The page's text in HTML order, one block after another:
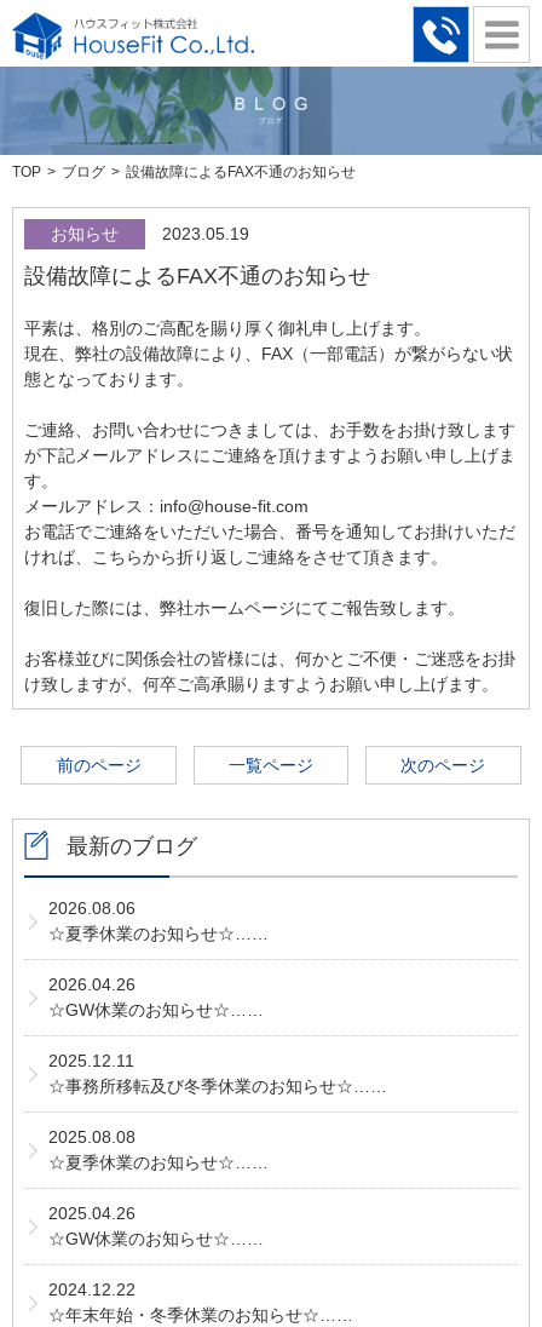
TOP ブログ 設備故障によるFAX不通のお知らせ
お知らせ 2023.05.19
設備故障によるFAX不通のお知らせ
平素は、格別のご高配を賜り厚く御礼申し上げます。
現在、弊社の設備故障により、FAX（一部電話）が繋がらない状
態となっております。
ご連絡、お問い合わせにつきましては、お手数をお掛け致します
が下記メールアドレスにご連絡を頂けますようお願い申し上げま
す。
メールアドレス：info@house-fit.com
お電話でご連絡をいただいた場合、番号を通知してお掛けいただ
ければ、こちらから折り返しご連絡をさせて頂きます。
復旧した際には、弊社ホームページにてご報告致します。
お客様並びに関係会社の皆様には、何かとご不便・ご迷惑をお掛
け致しますが、何卒ご高承賜りますようお願い申し上げます。
前のページ 一覧ページ 次のページ
最新のブログ
2026.08.06
☆夏季休業のお知らせ☆……
2026.04.26
☆GW休業のお知らせ☆……
2025.12.11
☆事務所移転及び冬季休業のお知らせ☆……
2025.08.08
☆夏季休業のお知らせ☆……
2025.04.26
☆GW休業のお知らせ☆……
2024.12.22
☆年末年始・冬季休業のお知らせ☆……